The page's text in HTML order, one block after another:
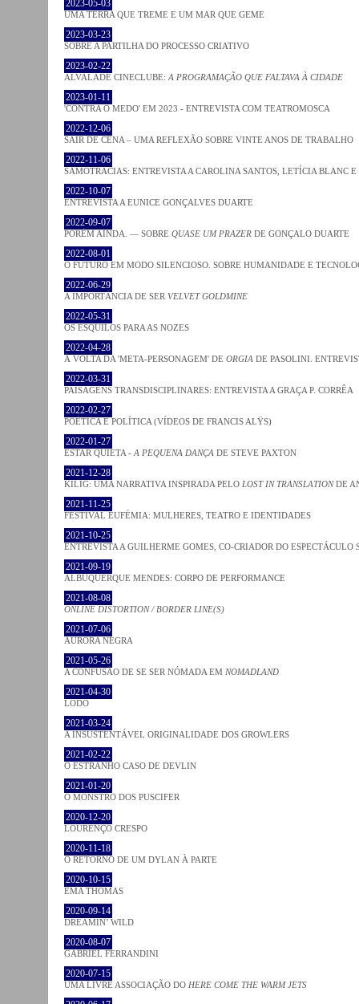
2023-05-03
UMA TERRA QUE TREME E UM MAR QUE GEME
2023-03-23
SOBRE A PARTILHA DO PROCESSO CRIATIVO
2023-02-22
ALVALADE CINECLUBE: A PROGRAMAÇÃO QUE FALTAVA À CIDADE
2023-01-11
'CONTRA O MEDO' EM 2023 - ENTREVISTA COM TEATROMOSCA
2022-12-06
SAIR DE CENA – UMA REFLEXÃO SOBRE VINTE ANOS DE TRABALHO
2022-11-06
SAMOTRACIAS: ENTREVISTA A CAROLINA SANTOS, LETÍCIA BLANC
2022-10-07
ENTREVISTA A EUNICE GONÇALVES DUARTE
2022-09-07
PORÉM AINDA. — SOBRE QUASE UM PRAZER DE GONÇALO DUARTE
2022-08-01
O FUTURO EM MODO SILENCIOSO. SOBRE HUMANIDADE E
2022-06-29
A IMPORTÂNCIA DE SER VELVET GOLDMINE
2022-05-31
OS ESQUILOS PARA AS NOZES
2022-04-28
À VOLTA DA 'META-PERSONAGEM' DE ORGIA DE PASOLINI.
2022-03-31
PAISAGENS TRANSDISCIPLINARES: ENTREVISTA A GRAÇA P. CORRÊA
2022-02-27
POÉTICA E POLÍTICA (VÍDEOS DE FRANCIS ALŸS)
2022-01-27
ESTAR QUIETA - A PEQUENA DANÇA DE STEVE PAXTON
2021-12-28
KILIG: UMA NARRATIVA INSPIRADA PELO LOST IN TRANSLATIONDE
2021-11-25
FESTIVAL EUFÉMIA: MULHERES, TEATRO E IDENTIDADES
2021-10-25
ENTREVISTA A GUILHERME GOMES, CO-CRIADOR DO ESPECTÁCULO
2021-09-19
ALBUQUERQUE MENDES: CORPO DE PERFORMANCE
2021-08-08
ONLINE DISTORTION / BORDER LINE(S)
2021-07-06
AURORA NEGRA
2021-05-26
A CONFUSÃO DE SE SER NÓMADA EM NOMADLAND
2021-04-30
LODO
2021-03-24
A INSUSTENTÁVEL ORIGINALIDADE DOS GROWLERS
2021-02-22
O ESTRANHO CASO DE DEVLIN
2021-01-20
O MONSTRO DOS PUSCIFER
2020-12-20
LOURENÇO CRESPO
2020-11-18
O RETORNO DE UM DYLAN À PARTE
2020-10-15
EMA THOMAS
2020-09-14
DREAMIN’ WILD
2020-08-07
GABRIEL FERRANDINI
2020-07-15
UMA LIVRE ASSOCIAÇÃO DO HERE COME THE WARM JETS